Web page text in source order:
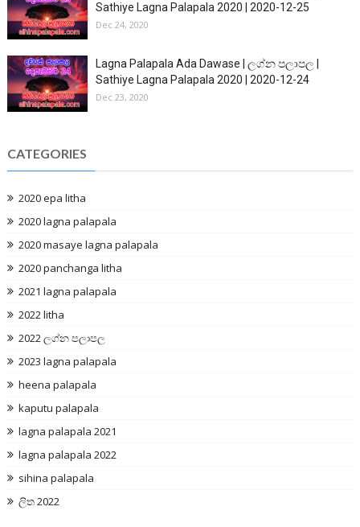
Sathiye Lagna Palapala 2020 | 2020-12-25
Dec 24, 2020
Lagna Palapala Ada Dawase | ලග්න පලාපල |
Sathiye Lagna Palapala 2020 | 2020-12-24
Dec 23, 2020
CATEGORIES
2020 epa litha
2020 lagna palapala
2020 masaye lagna palapala
2020 panchanga litha
2021 lagna palapala
2022 litha
2022 ලග්න පලාපල
2023 lagna palapala
heena palapala
kaputu palapala
lagna palapala 2021
lagna palapala 2022
sihina palapala
ලිත 2022